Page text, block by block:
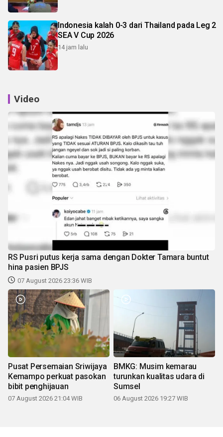
Indonesia kalah 0-3 dari Thailand pada Leg 2
SEA V Cup 2026
14 jam lalu
Video
RS Pusri putus kerja sama dengan Dokter Tamara buntut
hina pasien BPJS
07 August 2026 23:36 WIB
Pusat Persemaian Sriwijaya
Kemampo perkuat pasokan
bibit penghijauan
07 August 2026 21:04 WIB
BMKG: Musim kemarau
turunkan kualitas udara di
Sumsel
06 August 2026 19:27 WIB